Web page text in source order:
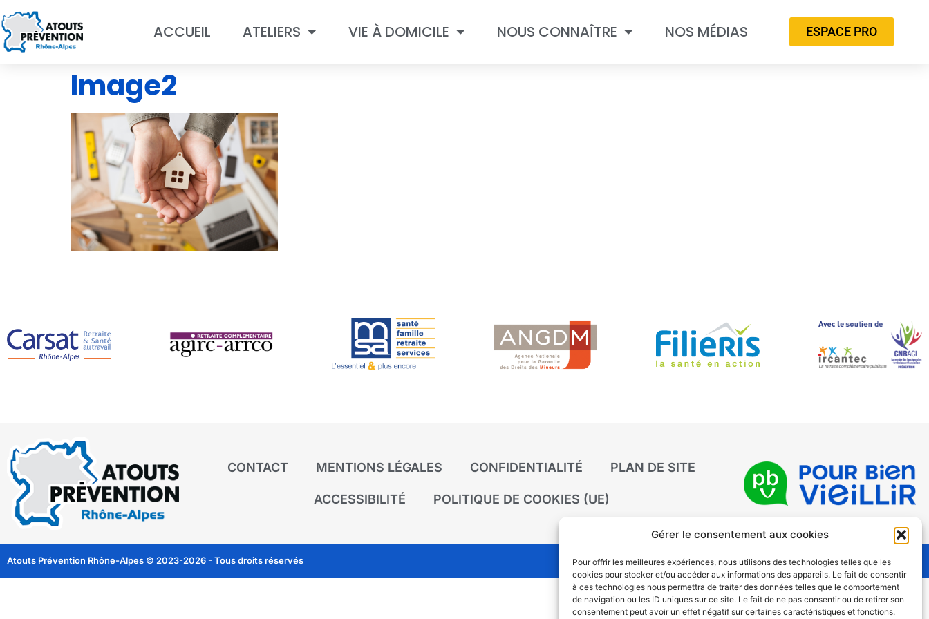
Gérer le consentement aux cookies
Pour offrir les meilleures expériences, nous utilisons des technologies telles que les
cookies pour stocker et/ou accéder aux informations des appareils. Le fait de consentir
à ces technologies nous permettra de traiter des données telles que le comportement
de navigation ou les ID uniques sur ce site. Le fait de ne pas consentir ou de retirer son
consentement peut avoir un effet négatif sur certaines caractéristiques et fonctions.
ACCUEIL ATELIERS VIE À DOMICILE NOUS CONNAÎTRE NOS MÉDIAS ESPACE PRO
Image2
CONTACT MENTIONS LÉGALES CONFIDENTIALITÉ PLAN DE SITE
ACCESSIBILITÉ POLITIQUE DE COOKIES (UE)
Atouts Prévention Rhône-Alpes © 2023-2026 - Tous droits réservés